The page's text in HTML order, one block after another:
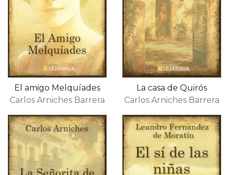
El amigo Melquíades
Carlos Arniches Barrera
La casa de Quirós
Carlos Arniches Barrera